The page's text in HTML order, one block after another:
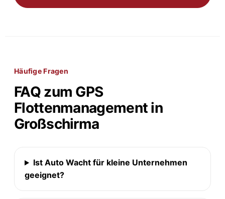
Häufige Fragen
FAQ zum GPS
Flottenmanagement in
Großschirma
Ist Auto Wacht für kleine Unternehmen
geeignet?